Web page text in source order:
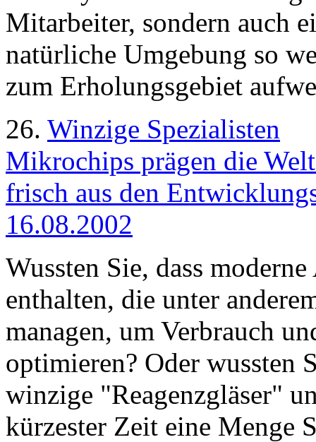
Mitarbeiter, sondern auch
natürliche Umgebung so
zum Erholungsgebiet
26. Winzige Spezialisten
Mikrochips prägen die
frisch aus den
16.08.2002
Wussten Sie, dass
enthalten, die unter
managen, um Verbrauch
optimieren? Oder wussten
winzige "Reagenzgläser"
kürzester Zeit eine Menge